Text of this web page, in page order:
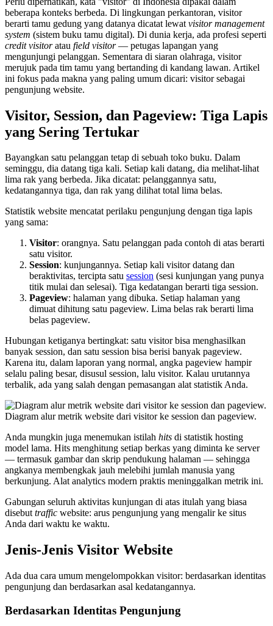
beberapa konteks berbeda. Di lingkungan perkantoran, visitor
berarti tamu gedung yang datanya dicatat lewat visitor management
system (sistem buku tamu digital). Di dunia kerja, ada profesi seperti
credit visitoratau field visitor— petugas lapangan yang
mengunjungi pelanggan. Sementara di siaran olahraga, visitor
merujuk pada tim tamu yang bertanding di kandang lawan. Artikel
ini fokus pada makna yang paling umum dicari: visitor sebagai
pengunjung website.
Visitor, Session, dan Pageview: Tiga Lapis
yang Sering Tertukar
Bayangkan satu pelanggan tetap di sebuah toko buku. Dalam
seminggu, dia datang tiga kali. Setiap kali datang, dia melihat-lihat
lima rak yang berbeda. Jika dicatat: pelanggannya satu,
kedatangannya tiga, dan rak yang dilihat total lima belas.
Statistik website mencatat perilaku pengunjung dengan tiga lapis
yang sama:
Visitor: orangnya. Satu pelanggan pada contoh di atas berarti
satu visitor.
Session: kunjungannya. Setiap kali visitor datang dan
beraktivitas, tercipta satu session (sesi kunjungan yang punya
titik mulai dan selesai). Tiga kedatangan berarti tiga session.
Pageview: halaman yang dibuka. Setiap halaman yang
dimuat dihitung satu pageview. Lima belas rak berarti lima
belas pageview.
Hubungan ketiganya bertingkat: satu visitor bisa menghasilkan
banyak session, dan satu session bisa berisi banyak pageview.
Karena itu, dalam laporan yang normal, angka pageview hampir
selalu paling besar, disusul session, lalu visitor. Kalau urutannya
terbalik, ada yang salah dengan pemasangan alat statistik Anda.
Diagram alur metrik website dari visitor ke session dan pageview.
Anda mungkin juga menemukan istilah hits di statistik hosting
model lama. Hits menghitung setiap berkas yang diminta ke server
— termasuk gambar dan skrip pendukung halaman — sehingga
angkanya membengkak jauh melebihi jumlah manusia yang
berkunjung. Alat analytics modern praktis meninggalkan metrik ini.
Gabungan seluruh aktivitas kunjungan di atas itulah yang biasa
disebuttraffic website: arus pengunjung yang mengalir ke situs
Anda dari waktu ke waktu.
Jenis-Jenis Visitor Website
Ada dua cara umum mengelompokkan visitor: berdasarkan identitas
pengunjung dan berdasarkan asal kedatangannya.
Berdasarkan Identitas Pengunjung